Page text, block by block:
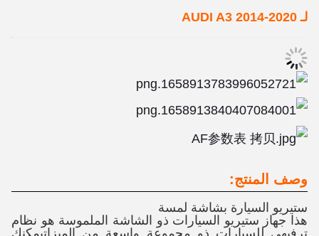
لـ AUDI A3 2014-2020
وصف المنتج:
ستيريو السيارة بشاشة لمسة
هذا جهاز ستيريو السيارات ذو الشاشة الملموسة هو نظام